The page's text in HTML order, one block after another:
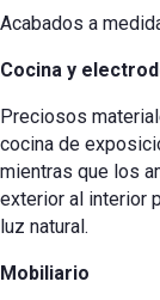
Acabados a
Cocina y
Preciosos
cocina de
mientras que los
exterior al interior
luz natural.
Mobiliario